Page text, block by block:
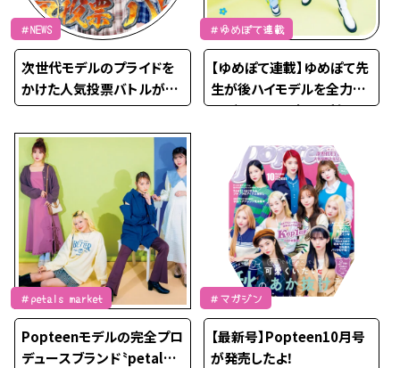
＃NEWS
次世代モデルのプライドを
かけた人気投票バトルがST
ART‼︎
＃ゆめぽて連載
【ゆめぽて連載】ゆめぽて先
生が後ハイモデルを全力プ
ロデュース！～何かがおし
＃petals market
Popteenモデルの完全プロ
デュースブランド〝petals
＃マガジン
【最新号】Popteen10月号
が発売したよ！